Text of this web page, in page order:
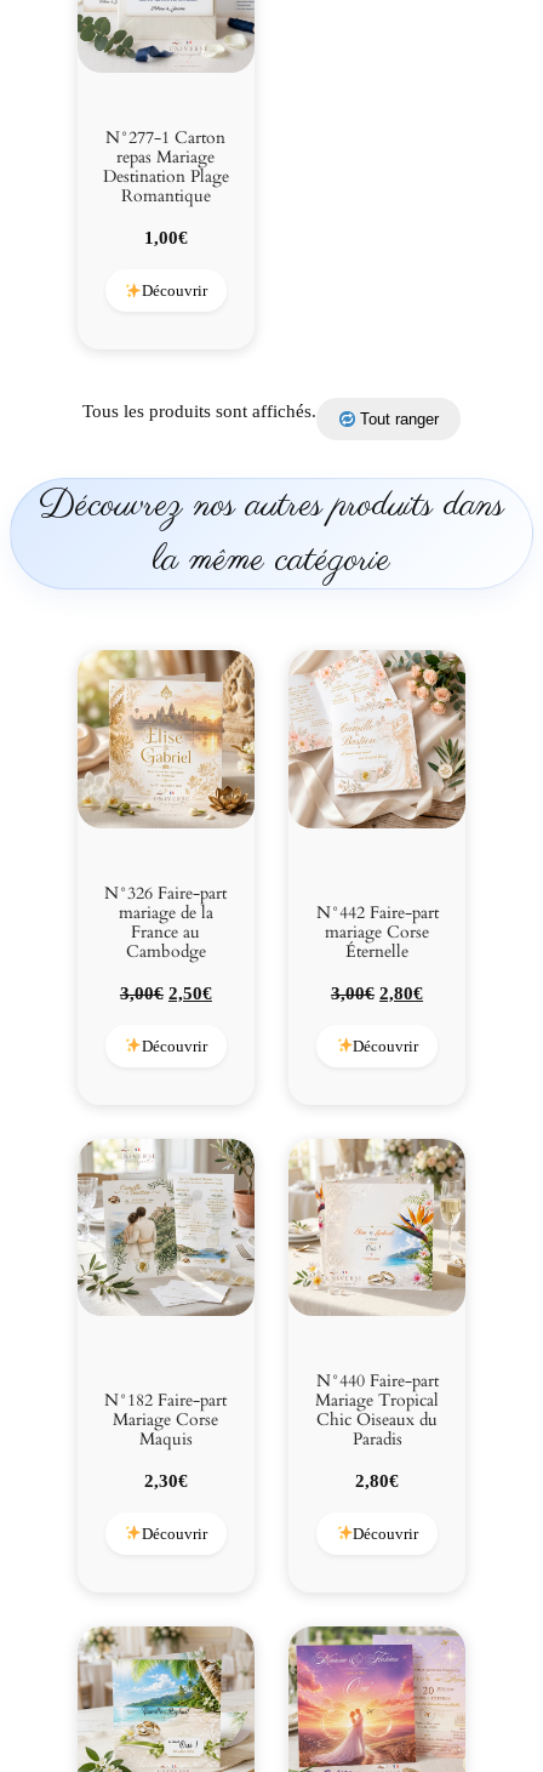
N°277-1 Carton
repas Mariage
Destination Plage
Romantique
1,00€
Découvrir
Tous les produits sont affichés. Tout ranger
Découvrez nos autres produits dans
la même catégorie
N°326 Faire-part
mariage de la
France au
Cambodge
3,00€ Le
initial
2,50€Le
Découvrir
N°442 Faire-part
mariage Corse
Éternelle
3,00€ Le
initial
2,80€Le
Découvrir
N°182 Faire-part
Mariage Corse
Maquis
2,30€
Découvrir
N°440 Faire-part
Mariage Tropical
Chic Oiseaux du
Paradis
2,80€
Découvrir